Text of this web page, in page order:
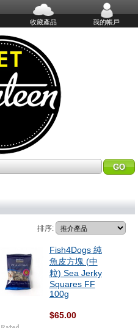
收藏產品 我的帳戶
排序:
Fish4Dogs 純
魚皮方塊 (中
粒) Sea Jerky
Squares FF
100g
$65.00